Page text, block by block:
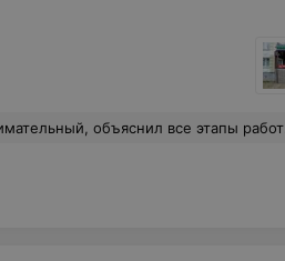
этапы работы. Теперь за здоровыми зубами только сюда.